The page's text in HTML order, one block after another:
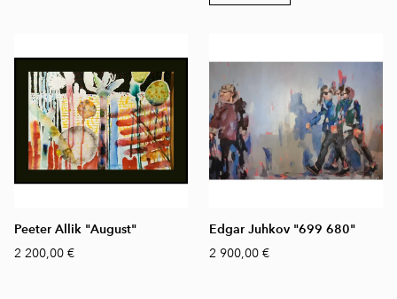
Peeter Allik "August"
2 200,00 €
Edgar Juhkov "699 680"
2 900,00 €